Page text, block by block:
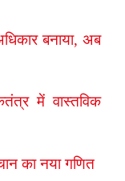
बनाया, अब
में वास्तविक
का नया गणित